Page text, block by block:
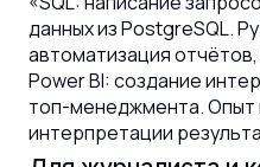
данных из PostgreSQL.
автоматизация
Power BI: создание
топ-менеджмента. Опыт
интерпретации